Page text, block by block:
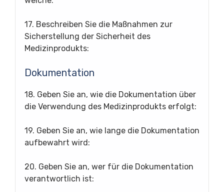
17. Beschreiben Sie die Maßnahmen zur
Sicherstellung der Sicherheit des
Medizinprodukts:
Dokumentation
18. Geben Sie an, wie die Dokumentation über
die Verwendung des Medizinprodukts erfolgt:
19. Geben Sie an, wie lange die Dokumentation
aufbewahrt wird:
20. Geben Sie an, wer für die Dokumentation
verantwortlich ist: